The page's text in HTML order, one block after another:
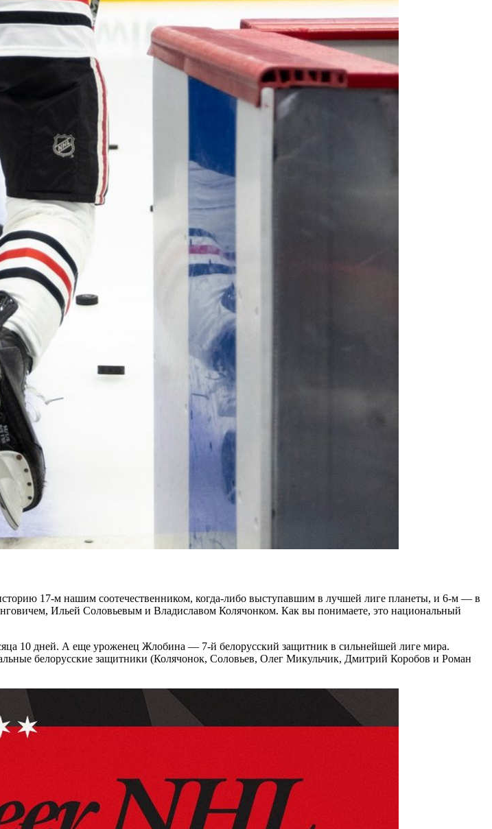
17-м нашим соотечественником, когда-либо выступавшим в лучшей лиге планеты, и 6-м — в
Ильей Соловьевым и Владиславом Колячонком. Как вы понимаете, это национальный
10 дней. А еще уроженец Жлобина — 7-й белорусский защитник в сильнейшей лиге мира.
белорусские защитники (Колячонок, Соловьев, Олег Микульчик, Дмитрий Коробов и Роман